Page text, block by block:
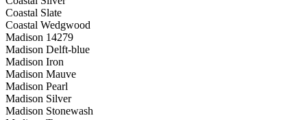
Coastal Slate
Coastal Wedgwood
Madison 14279
Madison Delft-blue
Madison Iron
Madison Mauve
Madison Pearl
Madison Silver
Madison Stonewash